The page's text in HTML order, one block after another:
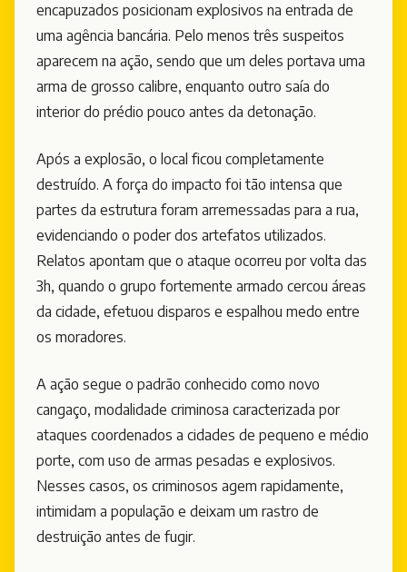
encapuzados posicionam explosivos na entrada de
uma agência bancária. Pelo menos três suspeitos
aparecem na ação, sendo que um deles portava uma
arma de grosso calibre, enquanto outro saía do
interior do prédio pouco antes da detonação.
Após a explosão, o local ficou completamente
destruído. A força do impacto foi tão intensa que
partes da estrutura foram arremessadas para a rua,
evidenciando o poder dos artefatos utilizados.
Relatos apontam que o ataque ocorreu por volta das
3h, quando o grupo fortemente armado cercou áreas
da cidade, efetuou disparos e espalhou medo entre
os moradores.
A ação segue o padrão conhecido como novo
cangaço, modalidade criminosa caracterizada por
ataques coordenados a cidades de pequeno e médio
porte, com uso de armas pesadas e explosivos.
Nesses casos, os criminosos agem rapidamente,
intimidam a população e deixam um rastro de
destruição antes de fugir.